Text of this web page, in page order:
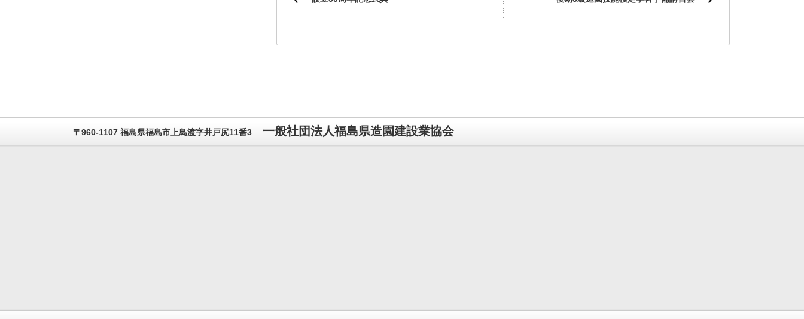
〒960-1107 福島県福島市上鳥渡字井戸尻11番3 一般社団法人福島県造園建設業協会